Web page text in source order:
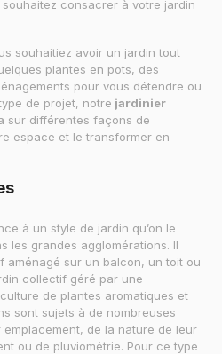
consacrer à votre jardin
souhaitiez avoir un jardin tout
plantes en pots, des
pour vous détendre ou
de projet, notre jardinier
sur différentes façons de
espace et le transformer en
à un style de jardin qu’on le
les grandes agglomérations. Il
aménagé sur un balcon, un toit ou
collectif géré par une
de plantes aromatiques et
sont sujets à de nombreuses
de la nature de leur
ou de pluviométrie. Pour ce type